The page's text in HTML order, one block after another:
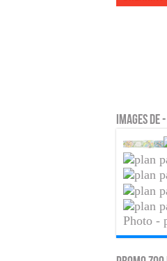
Images
Photo -